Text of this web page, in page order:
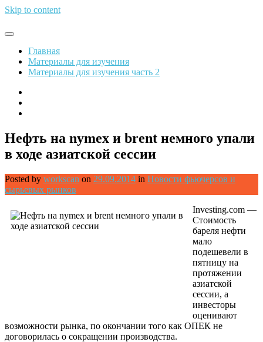
Skip to content
Обрети финансовую свободу
Главная
Материалы для изучения
Материалы для изучения часть 2
Нефть на nymex и brent немного упали
в ходе азиатской сессии
Posted by workscan on 29.09.2014 in Новости фьючерсов и
сырьевых рынков
Investing.com —
Стоимость
бареля нефти
мало
подешевели в
пятницу на
протяжении
азиатской
сессии, а
инвесторы
оценивают
возможности рынка, по окончании того как ОПЕК не
договорилась о сокращении производства.